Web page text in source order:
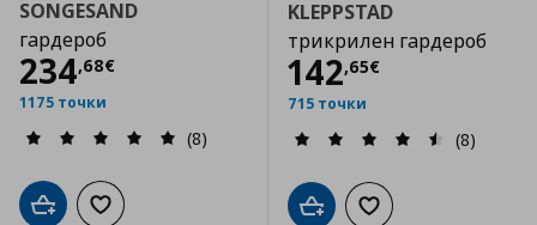
SONGESAND
гардероб
234,68€
Цена
1175 точки
(8)
Добави в кошницата
Добави към списъка с любими
KLEPPSTAD
трикрилен гардероб
142,65€
Цена
715 точки
(8)
Добави в кошницата
Добави към